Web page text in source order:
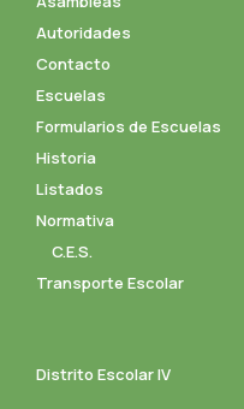
Autoridades
Contacto
Escuelas
Formularios de Escuelas
Historia
Listados
Normativa
C.E.S.
Transporte Escolar
Distrito Escolar IV